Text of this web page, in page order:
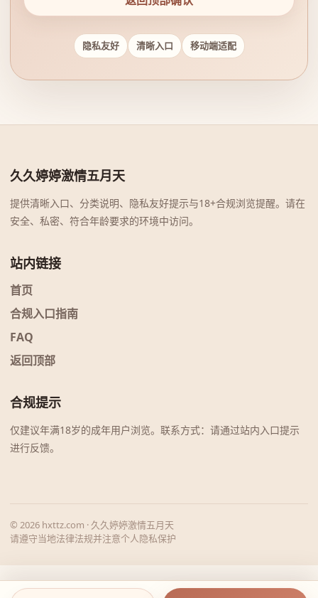
隐私友好 清晰入口 移动端适配
久久婷婷激情五月天
提供清晰入口、分类说明、隐私友好提示与18+合规浏览提醒。请在
安全、私密、符合年龄要求的环境中访问。
站内链接
首页
合规入口指南
FAQ
返回顶部
合规提示
仅建议年满18岁的成年用户浏览。联系方式：请通过站内入口提示
进行反馈。
© 2026 hxttz.com · 久久婷婷激情五月天
请遵守当地法律法规并注意个人隐私保护